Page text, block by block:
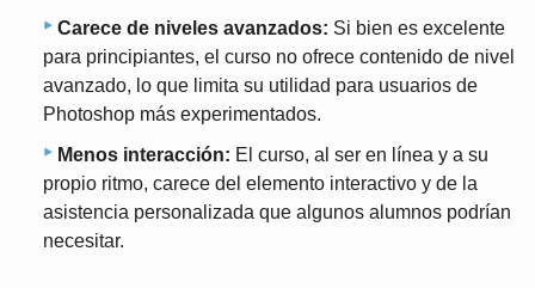
Carece de niveles avanzados: Si bien es excelente
para principiantes, el curso no ofrece contenido de nivel
avanzado, lo que limita su utilidad para usuarios de
Photoshop más experimentados.
Menos interacción: El curso, al ser en línea y a su
propio ritmo, carece del elemento interactivo y de la
asistencia personalizada que algunos alumnos podrían
necesitar.